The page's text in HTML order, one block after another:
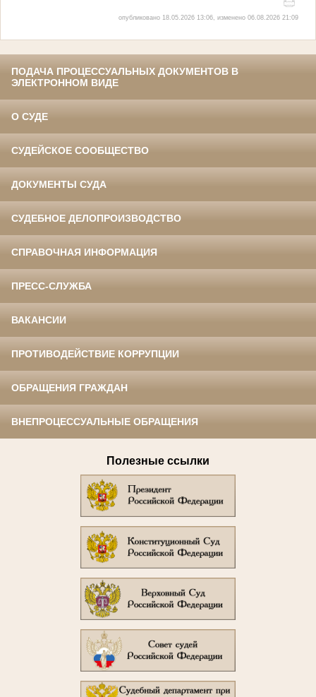
опубликовано 18.05.2026 13:06, изменено 06.08.2026 21:09
ПОДАЧА ПРОЦЕССУАЛЬНЫХ ДОКУМЕНТОВ В
ЭЛЕКТРОННОМ ВИДЕ
О СУДЕ
СУДЕЙСКОЕ СООБЩЕСТВО
ДОКУМЕНТЫ СУДА
СУДЕБНОЕ ДЕЛОПРОИЗВОДСТВО
СПРАВОЧНАЯ ИНФОРМАЦИЯ
ПРЕСС-СЛУЖБА
ВАКАНСИИ
ПРОТИВОДЕЙСТВИЕ КОРРУПЦИИ
ОБРАЩЕНИЯ ГРАЖДАН
ВНЕПРОЦЕССУАЛЬНЫЕ ОБРАЩЕНИЯ
Полезные ссылки